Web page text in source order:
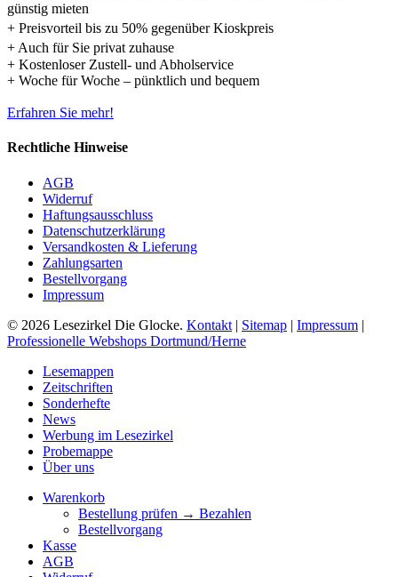
günstig mieten
+ Preisvorteil bis zu 50% gegenüber Kioskpreis
+ Auch für Sie privat zuhause
+ Kostenloser Zustell- und Abholservice
+ Woche für Woche – pünktlich und bequem
Erfahren Sie mehr!
Rechtliche Hinweise
AGB
Widerruf
Haftungsausschluss
Datenschutzerklärung
Versandkosten & Lieferung
Zahlungsarten
Bestellvorgang
Impressum
© 2026 Lesezirkel Die Glocke. Kontakt | Sitemap | Impressum |
Professionelle Webshops Dortmund/Herne
Close
Menu
Lesemappen
Zeitschriften
Sonderhefte
News
Werbung im Lesezirkel
Probemappe
Über uns
Warenkorb
Bestellung prüfen → Bezahlen
Bestellvorgang
Kasse
AGB